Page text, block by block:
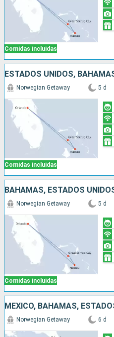
Comidas incluidas
ESTADOS UNIDOS,
Comidas incluidas
Norwegian Getaway 5 d
BAHAMAS, ESTADOS
Comidas incluidas
Norwegian Getaway 5 d
MÉXICO, BAHAMAS,
Norwegian Getaway 6 d